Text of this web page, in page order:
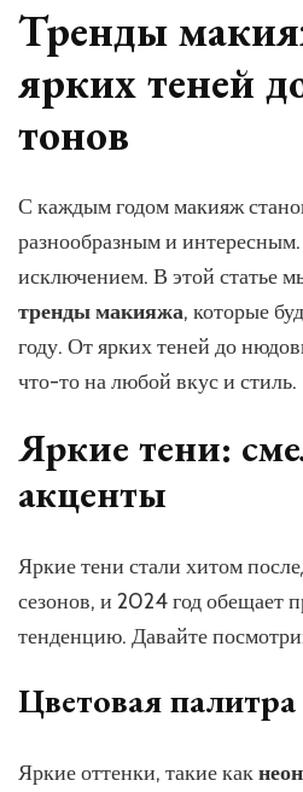
Тренды
ярких теней
тонов
С каждым годом макияж
разнообразным и
исключением. В этой статье
тренды макияжа, которые
году. От ярких теней до
что-то на любой вкус и стиль.
Яркие тени:
акценты
Яркие тени стали хитом
сезонов, и 2024 год обещает
тенденцию. Давайте
Цветовая палитра
Яркие оттенки, такие как